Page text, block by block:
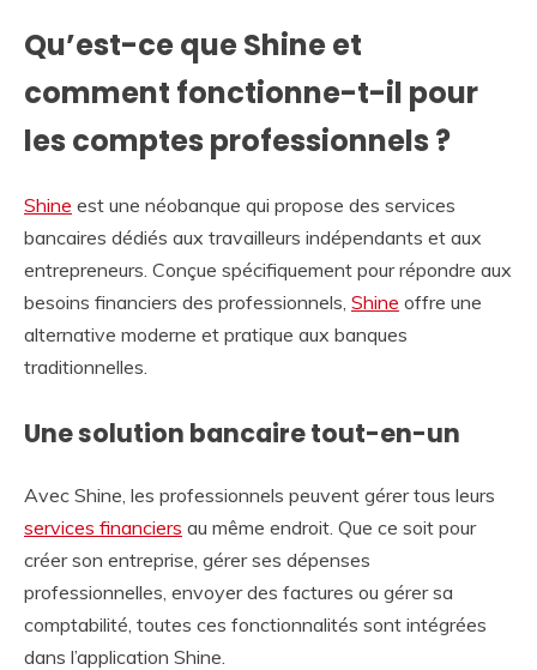
Qu’est-ce que Shine et
comment fonctionne-t-il pour
les comptes professionnels ?
Shine est une néobanque qui propose des services
bancaires dédiés aux travailleurs indépendants et aux
entrepreneurs. Conçue spécifiquement pour répondre aux
besoins financiers des professionnels, Shine offre une
alternative moderne et pratique aux banques
traditionnelles.
Une solution bancaire tout-en-un
Avec Shine, les professionnels peuvent gérer tous leurs
services financiers au même endroit. Que ce soit pour
créer son entreprise, gérer ses dépenses
professionnelles, envoyer des factures ou gérer sa
comptabilité, toutes ces fonctionnalités sont intégrées
dans l’application Shine.